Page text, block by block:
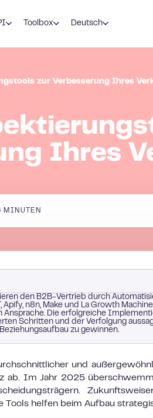
Toolbox Deutsch
zur Verbesserung Ihres
Ihres
MINUTEN
den B2B-Vertrieb durch
Apify, n8n, Make und La Growth
Ansprache. Die erfolgreiche
Schritten und der Verfolgung
zu gewinnen.
und
ab. Im Jahr 2025
Tools helfen beim Aufbau